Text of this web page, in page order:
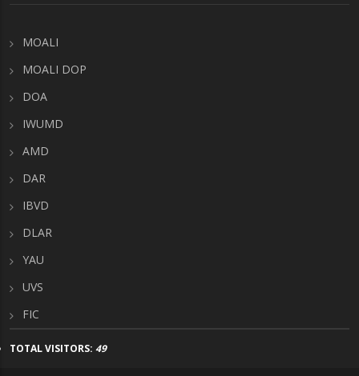
MOALI
MOALI DOP
DOA
IWUMD
AMD
DAR
IBVD
DLAR
YAU
UVS
FIC
TOTAL VISITORS: 49